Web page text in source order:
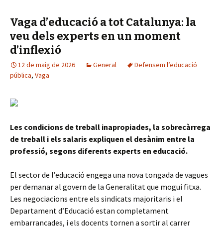
Vaga d’educació a tot Catalunya: la
veu dels experts en un moment
d’inflexió
12 de maig de 2026 General
Defensem l’educació
pública, Vaga
Les condicions de treball inapropiades, la sobrecàrrega
de treball i els salaris expliquen el desànim entre la
professió, segons diferents experts en educació.
El sector de l’educació engega una nova tongada de vagues
per demanar al govern de la Generalitat que mogui fitxa.
Les negociacions entre els sindicats majoritaris i el
Departament d’Educació estan completament
embarrancades, i els docents tornen a sortir al carrer